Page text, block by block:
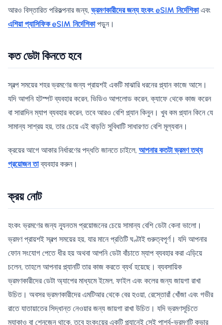
আরও বিস্তারিত পরিকল্পনার জন্য,ভ্রমণকারীদের জন্য হংকং eSIM নির্দেশিকাএবং
এশিয়া প্যাসিফিক eSIM নির্দেশিকাপড়ুন।
কত ডেটা কিনতে হবে
স্বল্প সময়ের শহর ভ্রমণের জন্য প্রায়শই একটি মাঝারি ধরনের প্ল্যান কাজে আসে।
যদি আপনি হটস্পট ব্যবহার করেন, ভিডিও আপলোড করেন, ক্যাফে থেকে কাজ করেন
বা সারাদিন ম্যাপ ব্যবহার করেন, তবে আরও বেশি প্ল্যান কিনুন। খুব কম প্ল্যান কিনে যে
সামান্য সাশ্রয় হয়, তার চেয়ে এই বাড়তি সুবিধাটি সাধারণত বেশি মূল্যবান।
ক্রয়ের আগে আকার নির্ধারণের পদ্ধতি জানতে চাইলে, আপনার কতটা ভ্রমণ তথ্য
প্রয়োজন তাব্যবহার করুন।
ক্রয় নোট
হংকং ভ্রমণের জন্য ন্যূনতম প্রয়োজনের চেয়ে সামান্য বেশি ডেটা কেনা ভালো।
ভ্রমণ প্রায়শই স্বল্প সময়ের হয়, যার মানে প্রতিটি ঘণ্টাই গুরুত্বপূর্ণ। যদি আপনার
ফোন সংযোগ পেতে ধীর হয় অথবা আপনি ডেটা বাঁচাতে ম্যাপ ব্যবহার করা এড়িয়ে
চলেন, তাহলে আপনার প্ল্যানটি তার কাজ করতে ব্যর্থ হয়েছে। ব্যবসায়িক
ভ্রমণকারীদের ডেটা অ্যাপের মাধ্যমে ইমেল, ফাইল এবং কলের জন্য জায়গা রাখা
উচিত। অবসর ভ্রমণকারীদের এমটিআর থেকে বের হওয়া, রেস্তোরাঁ খোঁজা এবং গভীর
রাতে যাতায়াতের সিদ্ধান্ত নেওয়ার জন্য জায়গা রাখা উচিত। যদি ভ্রমণসূচিতে
ম্যাকাও বা শেনজেন থাকে, তবে হংকংয়ের একটি প্ল্যানেই সেই পার্শ্ব-ভ্রমণটি কভার